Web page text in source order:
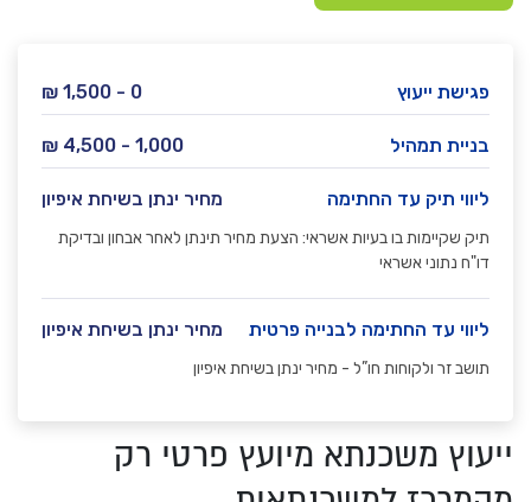
0 - 1,500 ₪ פגישת ייעוץ
1,000 - 4,500 ₪ בניית תמהיל
מחיר ינתן בשיחת איפיון ליווי תיק עד החתימה
תיק שקיימות בו בעיות אשראי: הצעת מחיר תינתן לאחר אבחון ובדיקת
דו"ח נתוני אשראי
מחיר ינתן בשיחת איפיון ליווי עד החתימה לבנייה פרטית
תושב זר ולקוחות חו”ל - מחיר ינתן בשיחת איפיון
ייעוץ משכנתא מיועץ פרטי רק